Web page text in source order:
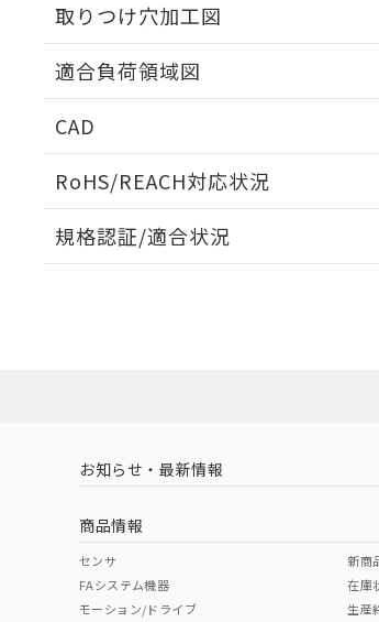
取りつけ穴加工図
適合負荷領域図
CAD
RoHS/REACH対応状況
EU RoHS 注意事項・凡例
中国 RoHS 注意事項・凡例
中国 RoHS表
Pb Hg
規格認証/適合状況
（イギリス
（ノルウェー
お知らせ・最新情報
商品情報
センサ
FAシステム機器
モーション/ドライブ
新商
在庫
生産